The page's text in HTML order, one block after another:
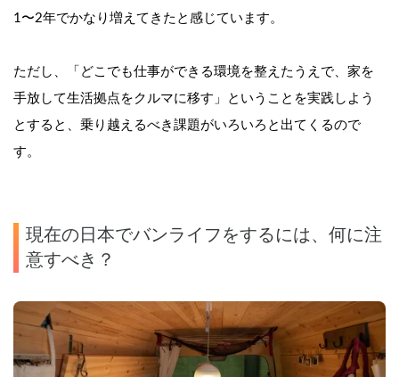
1〜2年でかなり増えてきたと感じています。
ただし、「どこでも仕事ができる環境を整えたうえで、家を
手放して生活拠点をクルマに移す」ということを実践しよう
とすると、乗り越えるべき課題がいろいろと出てくるので
す。
現在の日本でバンライフをするには、何に注
意すべき？